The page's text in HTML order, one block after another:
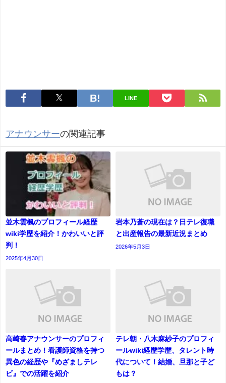
LINE
アナウンサーの関連記事
並木雲楓のプロフィール経歴
wiki学歴を紹介！かわいいと評
判！
2025年4月30日
岩本乃蒼の現在は？日テレ復職
と出産報告の最新近況まとめ
2026年5月3日
高崎春アナウンサーのプロフィ
ールまとめ！看護師資格を持つ
異色の経歴や『めざましテレ
ビ』での活躍を紹介
テレ朝・八木麻紗子のプロフィ
ールwiki経歴学歴、タレント時
代について！結婚、旦那と子ど
もは？